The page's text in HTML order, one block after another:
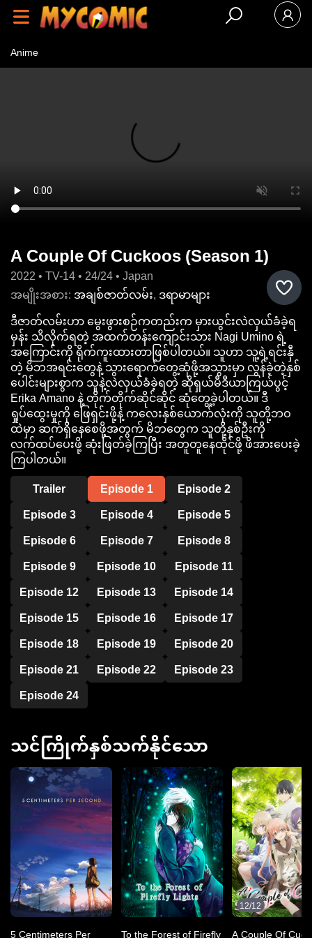
အမျိုး
အစား
ထုတ်ဝေမှု
အချိန်ဇယား
ဆက်လက်
ကြည့်ရှု
ပါ။
အကြိုက်
ဆုံး
Anime
A Couple Of Cuckoos (Season 1)
2022 • TV-14 • 24/24 • Japan
အမျိုးအစား:အချစ်ဇာတ်လမ်း,ဒရာမာများ
ဒီဇာတ်လမ်းဟာ မွေးဖွားစဉ်ကတည်းက မှားယွင်းလဲလှယ်ခံခဲ့ရ
မှန်း သိလိုက်ရတဲ့ အထက်တန်းကျောင်းသား Nagi Umino ရဲ့
အကြောင်းကို ရိုက်ကူးထားတာဖြစ်ပါတယ်။ သူဟာ သူ့ရဲ့ရင်းနှီ
တဲ့ မိဘအရင်းတွေနဲ့ သွားရောက်တွေ့ဆုံဖို့အသွားမှာ လွန်ခဲ့တဲ့နှစ်
ပေါင်းများစွာက သူနဲ့လဲလှယ်ခံခဲ့ရတဲ့ ဆိုရှယ်မီဒီယာကြယ်ပွင့်
Erika Amano နဲ့ တိုက်တိုက်ဆိုင်ဆိုင် ဆုံတွေ့ခဲ့ပါတယ်။ ဒီ
ရှုပ်ထွေးမှုကို ဖြေရှင်းဖို့နဲ့ ကလေးနှစ်ယောက်လုံးကို သူတို့ဘဝ
ထဲမှာ ဆက်ရှိနေစေဖို့အတွက် မိဘတွေက သူတို့နှစ်ဦးကို
လက်ထပ်ပေးဖို့ ဆုံးဖြတ်ခဲ့ကြပြီး အတူတူနေထိုင်ဖို့ ဖိအားပေးခဲ့
ကြပါတယ်။
Trailer
Episode 1
Episode 2
Episode 3
Episode 4
Episode 5
Episode 6
Episode 7
Episode 8
Episode 9
Episode 10
Episode 11
Episode 12
Episode 13
Episode 14
Episode 15
Episode 16
Episode 17
Episode 18
Episode 19
Episode 20
Episode 21
Episode 22
Episode 23
Episode 24
သင်ကြိုက်နှစ်သက်နိုင်သော
12/12